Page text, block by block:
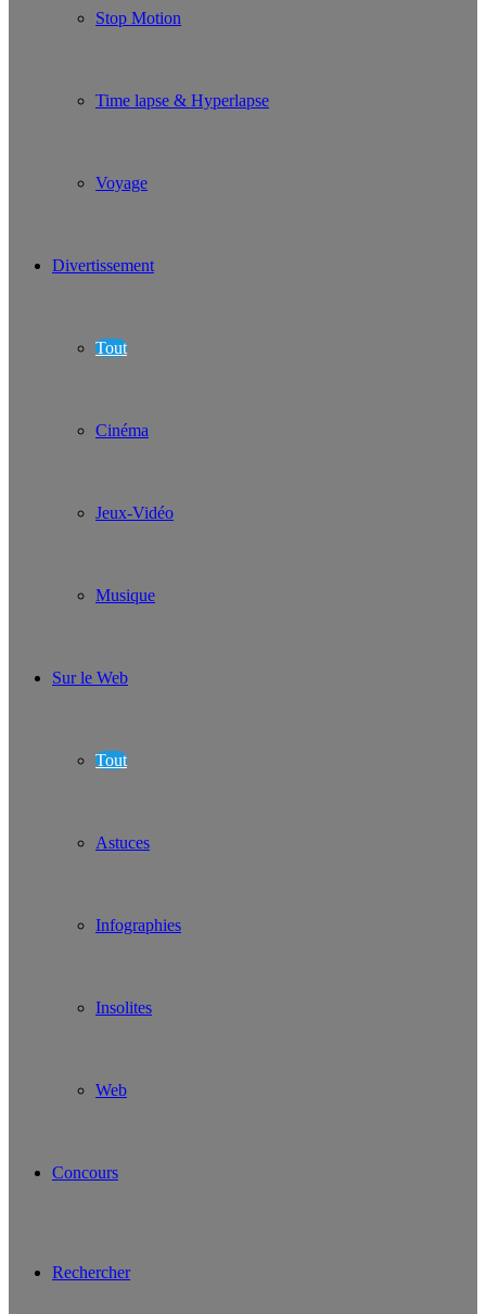
Stop Motion
Time lapse & Hyperlapse
Voyage
Divertissement
Tout
Cinéma
Jeux-Vidéo
Musique
Sur le Web
Tout
Astuces
Infographies
Insolites
Web
Concours
Rechercher